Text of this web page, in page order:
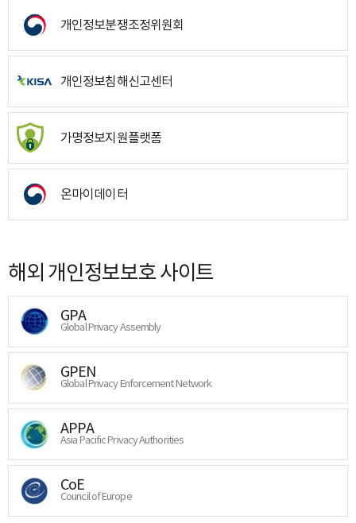
개인정보분쟁조정위원회
개인정보침해신고센터
가명정보지원플랫폼
온마이데이터
해외 개인정보보호 사이트
GPA
Global Privacy Assembly
GPEN
Global Privacy Enforcement Network
APPA
Asia Pacific Privacy Authorities
CoE
Council of Europe